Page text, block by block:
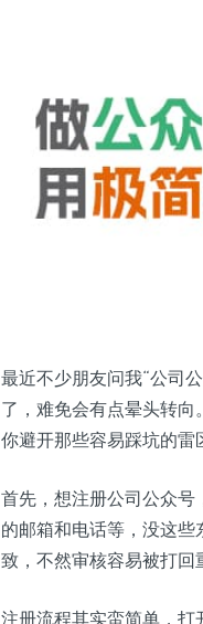
最近不少朋友问我“公司
了，难免会有点晕头转
你避开那些容易踩坑的雷
首先，想注册公司公众号
的邮箱和电话等，没这
致，不然审核容易被打回
注册流程其实蛮简单，打